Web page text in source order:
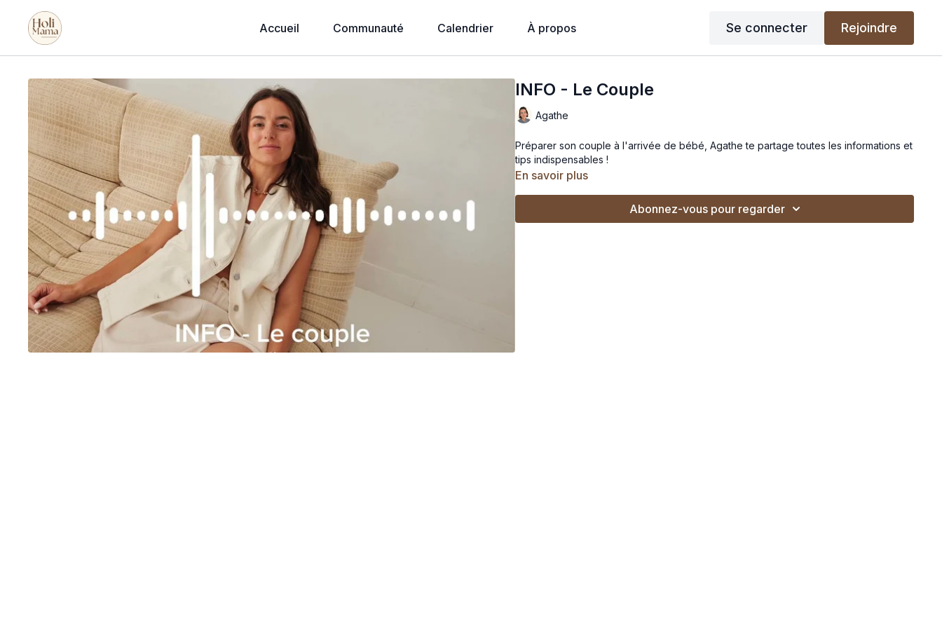
Accueil Communauté Calendrier À propos Se connecter Rejoindre
INFO - Le Couple
Agathe
Préparer son couple à l'arrivée de bébé, Agathe te partage toutes les informations et
tips indispensables !
En savoir plus
Abonnez-vous pour regarder